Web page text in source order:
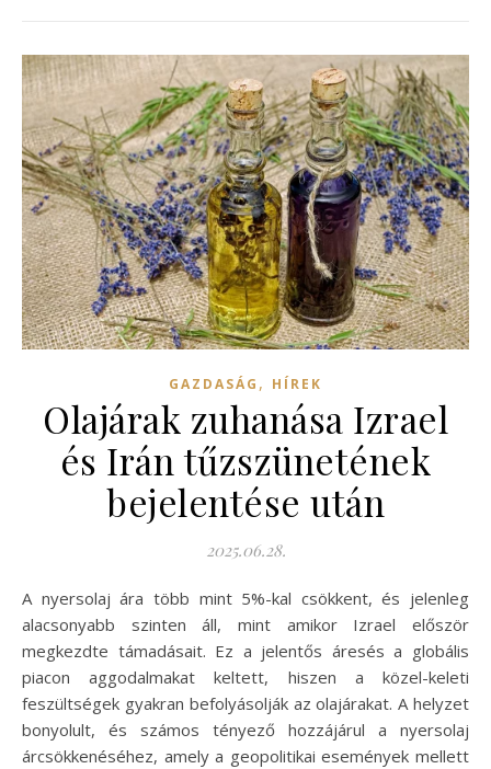
GAZDASÁG , HÍREK
Olajárak zuhanása Izrael
és Irán tűzszünetének
bejelentése után
2025.06.28.
A nyersolaj ára több mint 5%-kal csökkent, és jelenleg
alacsonyabb szinten áll, mint amikor Izrael először
megkezdte támadásait. Ez a jelentős áresés a globális
piacon aggodalmakat keltett, hiszen a közel-keleti
feszültségek gyakran befolyásolják az olajárakat. A helyzet
bonyolult, és számos tényező hozzájárul a nyersolaj
árcsökkenéséhez, amely a geopolitikai események mellett